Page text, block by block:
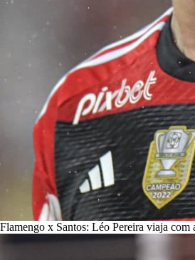
Flamengo x Santos: Léo Pereira viaja com